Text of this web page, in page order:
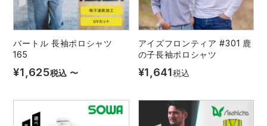
バートル 長袖ポロシャツ
165
¥1,625税込 〜
アイズフロンティア #301 鹿
の子長袖ポロシャツ
¥1,641税込